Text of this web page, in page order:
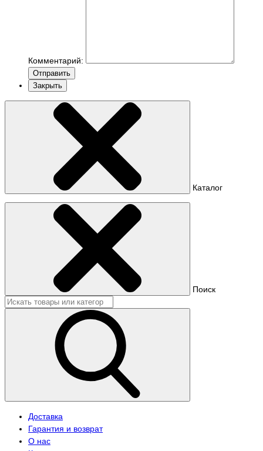
Комментарий:
Отправить
Закрыть
Каталог
Поиск
Доставка
Гарантия и возврат
О нас